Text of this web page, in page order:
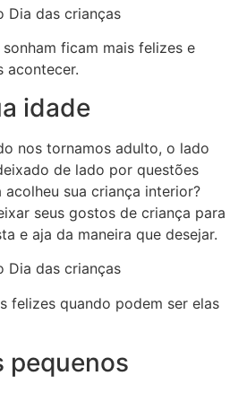
ficam mais felizes e
acontecer.
idade
nos tornamos adulto, o lado
de lado por questões
acolheu sua criança interior?
seus gostos de criança para
e aja da maneira que desejar.
felizes quando podem ser elas
pequenos